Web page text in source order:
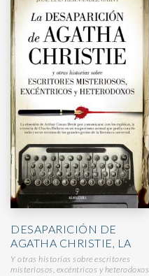
DESAPARICIÓN DE
AGATHA CHRISTIE, LA
Y otras historias sobre escritores
misteriosos, excéntricos y heterodoxos